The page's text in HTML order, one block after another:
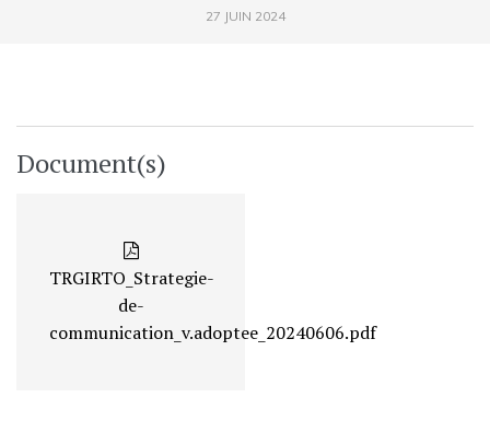
27 JUIN 2024
Document(s)
TRGIRTO_Strategie-
de-
communication_v.adoptee_20240606.pdf